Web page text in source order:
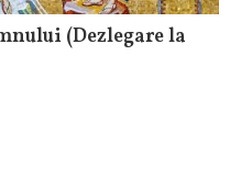
(Dezlegare la